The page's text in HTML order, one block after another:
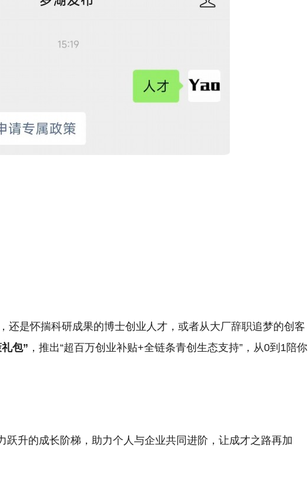
还是怀揣科研成果的博士创业人才，或者从大厂辞职追梦的创客
包” ，推出“超百万创业补贴+全链条青创生态支持”，从0到1陪你
跃升的成长阶梯，助力个人与企业共同进阶，让成才之路再加